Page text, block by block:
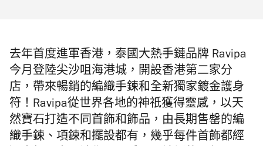
去年首度進軍香港，泰國大熱手鏈品牌 Ravipa
今月登陸尖沙咀海港城，開設香港第二家分
店，帶來暢銷的編織手鍊和全新獨家鍍金護身
符！Ravipa從世界各地的神祇獲得靈感，以天
然寶石打造不同首飾和飾品，由長期售罄的編
織手鍊、項鍊和擺設都有 ，幾乎每件首飾都經